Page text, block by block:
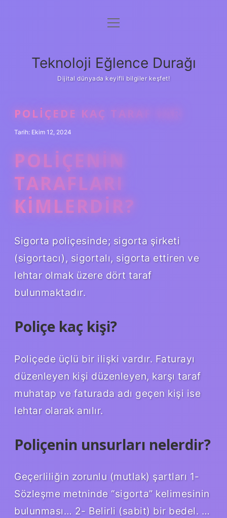
Anasayfa
Yasal Uyarı
menüyü
Teknoloji Eğlence Durağı
Dijital dünyada keyifli bilgiler keşfet!
POLIÇEDE KAÇ TARAF VAR
Tarih: Ekim 12, 2024
POLIÇENIN
TARAFLARI
KIMLERDIR?
Sigorta poliçesinde; sigorta şirketi
(sigortacı), sigortalı, sigorta ettiren ve
lehtar olmak üzere dört taraf
bulunmaktadır.
Poliçe kaç kişi?
Poliçede üçlü bir ilişki vardır. Faturayı
düzenleyen kişi düzenleyen, karşı taraf
muhatap ve faturada adı geçen kişi ise
lehtar olarak anılır.
Poliçenin unsurları nelerdir?
Geçerliliğin zorunlu (mutlak) şartları 1-
Sözleşme metninde “sigorta” kelimesinin
bulunması… 2- Belirli (sabit) bir bedel. …